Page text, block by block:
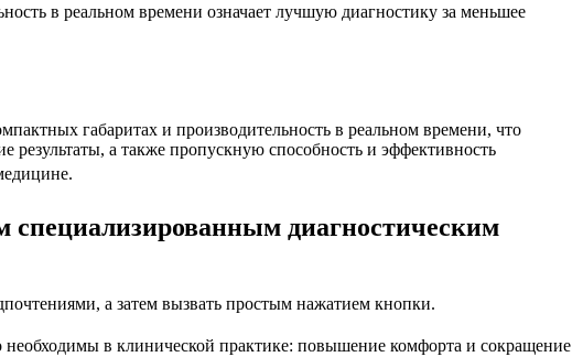
в реальном времени означает лучшую диагностику за меньшее
габаритах и производительность в реальном времени, что
а также пропускную способность и эффективность
специализированным диагностическим
а затем вызвать простым нажатием кнопки.
необходимы в клинической практике: повышение комфорта и сокращение